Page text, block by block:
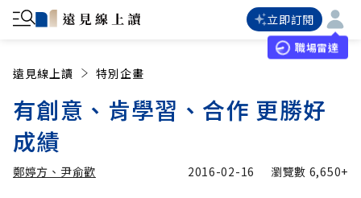
立即訂閱
職場雷達
遠見線上讀 特別企畫
有創意、肯學習、合作 更勝好
成績
鄭婷方、尹俞歡 2016-02-16 瀏覽數 6,650+